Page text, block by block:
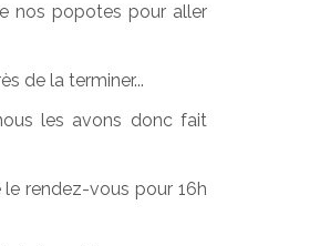
nos popotes pour aller
de la terminer...
les avons donc fait
rendez-vous pour 16h